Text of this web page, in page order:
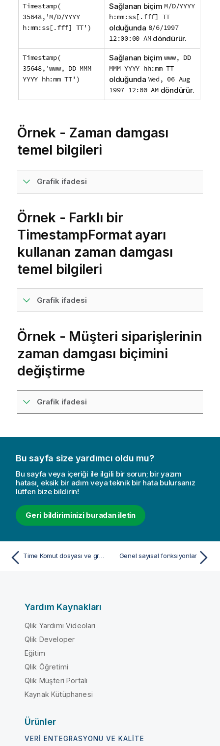
Timestamp(
35648,'M/D/YYYY
h:mm:ss[.fff] TT')
Sağlanan biçim M/D/YYYY
h:mm:ss[.fff] TT
olduğunda 8/6/1997
12:00:00 AMdöndürür.
Timestamp(
35648,'www, DD MMM
YYYY hh:mm TT')
Sağlanan biçimwww, DD
MMM YYYY hh:mm TT
olduğunda Wed, 06 Aug
1997 12:00 AMdöndürür.
Örnek - Zaman damgası
temel bilgileri
Grafik ifadesi
Örnek - Farklı bir
TimestampFormatayarı
kullanan zaman damgası
temel bilgileri
Grafik ifadesi
Örnek - Müşteri siparişlerinin
zaman damgası biçimini
değiştirme
Grafik ifadesi
Bu sayfa size yardımcı oldu mu?
Bu sayfa veya içeriği ile ilgili bir sorun; bir yazım
hatası, eksik bir adım veya teknik bir hata bulursanız
lütfen bize bildirin!
Geri bildiriminizi buradan iletin
Time Komut dosyası ve grafik fonksiyonu Genel sayısal fonksiyonlar
Yardım Kaynakları
Qlik Yardımı Videoları
Qlik Developer
Eğitim
Qlik Öğretimi
Qlik Müşteri Portalı
Kaynak Kütüphanesi
Ürünler
VERI ENTEGRASYONU VE KALITE